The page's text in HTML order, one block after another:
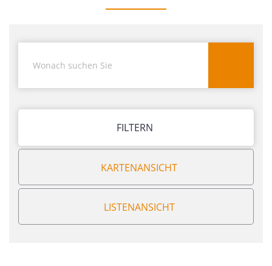
FILTERN
KARTENANSICHT
LISTENANSICHT